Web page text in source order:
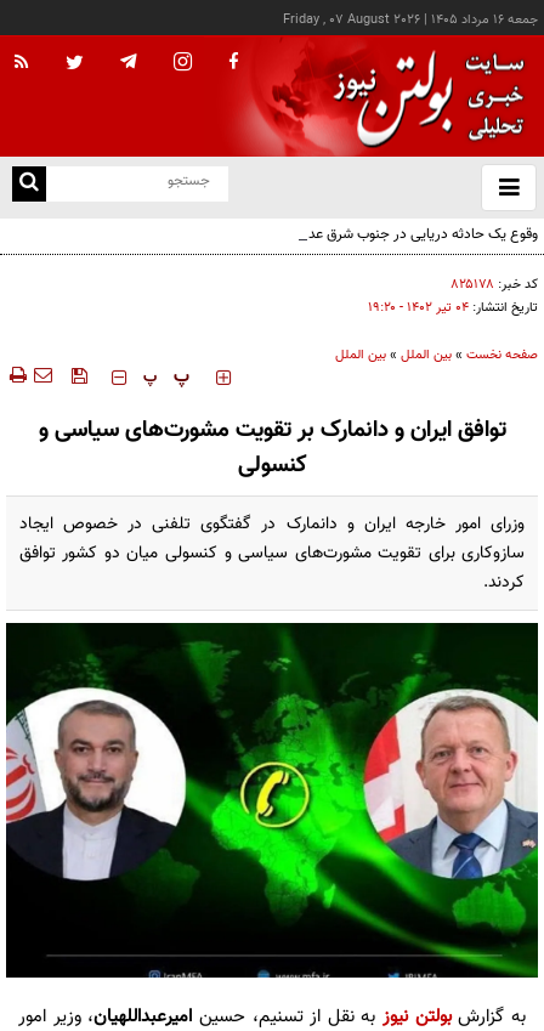
جمعه ۱۶ مرداد ۱۴۰۵ |
Friday , 07 August 2026
باز
و
وقوع یک حادثه دریایی در جنوب شرق عدن
کد خبر: ۸۲۵۱۷۸
تاریخ انتشار: ۰۴ تير ۱۴۰۲ - ۱۹:۲۰
صفحه نخست »بین الملل »بین الملل
‍‍‍ پ پ
توافق ایران و دانمارک بر تقویت مشورت‌های سیاسی و
کنسولی
وزرای امور خارجه ایران و دانمارک در گفتگوی تلفنی در خصوص ایجاد
ساز‌و‌کاری برای تقویت مشورت‌های سیاسی و کنسولی میان دو کشور توافق
کردند.
به گزارشبولتن نیوزبه نقل از تسنیم، حسین امیرعبداللهیان، وزیر امور